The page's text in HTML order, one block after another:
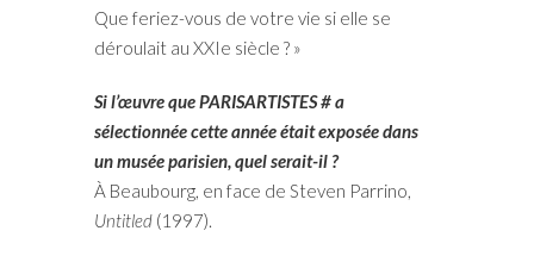
Que feriez-vous de votre vie si elle se
déroulait au XXIe siècle ? »
Si l’œuvre que PARISARTISTES # a
sélectionnée cette année était exposée dans
un musée parisien, quel serait-il ?
À Beaubourg, en face de Steven Parrino,
Untitled (1997).